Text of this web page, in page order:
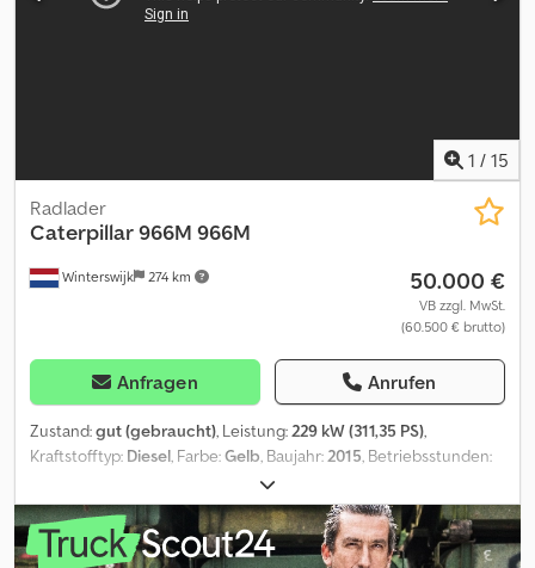
1 / 15
Winterswijk 274 km
Radlader
Caterpillar966M 966M
50.000 €
VB zzgl. MwSt.
(60.500 € brutto)
Anfragen Anrufen
Zustand:gut (gebraucht), Leistung:229 kW (311,35 PS),
Kraftstofftyp: Diesel, Farbe:Gelb, Baujahr:2015, Betriebsstunden:
, Baujahr: 2015 Leergewicht: 24.000 kg Dodpfx Adszr Uzqs
Neck CE-Kennzeichnung: ja Technischer Zustand: gut Optischer
Zustand: gut Wenden Sie sich an Klaas Gerrits oder Henk Gerrits,
um weitere Informationen zu erhalten.